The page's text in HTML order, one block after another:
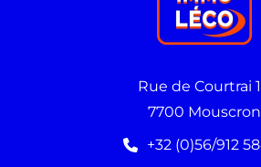
Rue de Courtrai
7700 Mouscron
+32 (0)56/912